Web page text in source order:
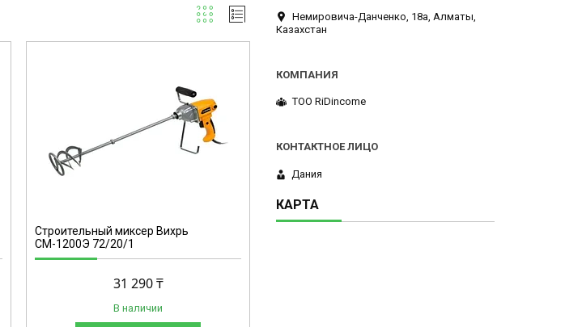
Строительный миксер Вихрь
СМ-1200Э 72/20/1
31 290 ₸
В наличии
Немировича-Данченко, 18а, Алматы,
Казахстан
ТОО RiDincome
Дания
КАРТА